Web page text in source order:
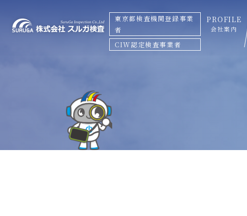
東京都検査機関登録事業
者
CIW認定検査事業者
PROFILE
会社案内